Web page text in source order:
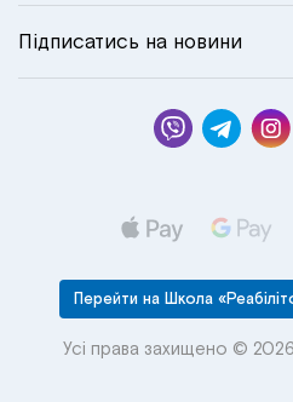
Підписатись на новини
Перейти на Школа
Усі права захищено ©